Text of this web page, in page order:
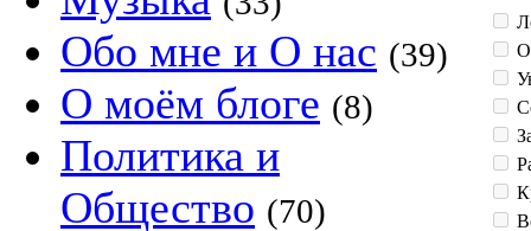
Обо мне и О нас (39)
О моём блоге (8)
Политика и
Общество (70)